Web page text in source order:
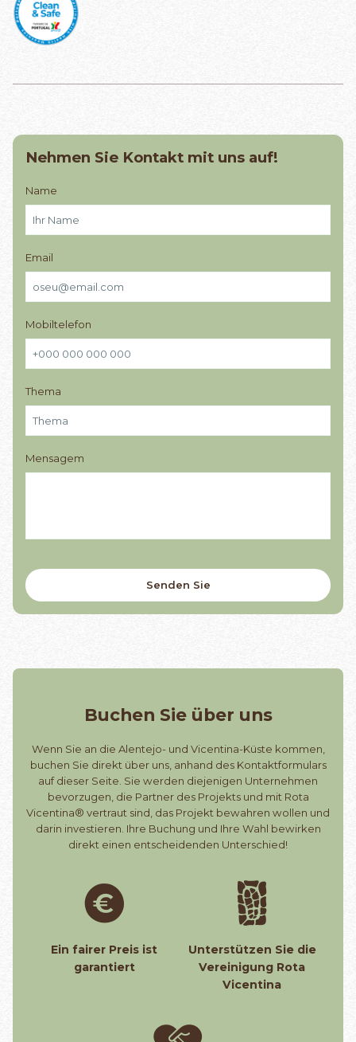
Nehmen Sie Kontakt mit uns auf!
Name
Email
Mobiltelefon
Thema
Mensagem
Buchen Sie über uns
Wenn Sie an die Alentejo- und Vicentina-Küste kommen,
buchen Sie direkt über uns, anhand des Kontaktformulars
auf dieser Seite. Sie werden diejenigen Unternehmen
bevorzugen, die Partner des Projekts und mit Rota
Vicentina® vertraut sind, das Projekt bewahren wollen und
darin investieren. Ihre Buchung und Ihre Wahl bewirken
direkt einen entscheidenden Unterschied!
Ein fairer Preis ist
garantiert
Unterstützen Sie die
Vereinigung Rota
Vicentina